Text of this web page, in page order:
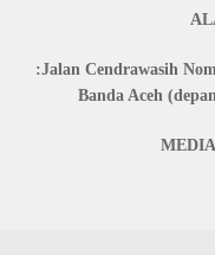
:Jalan Cendrawasih
Banda Aceh